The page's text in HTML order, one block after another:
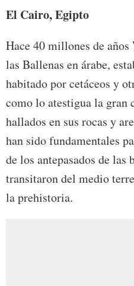
El Cairo, Egipto
Hace 40 millones de
las Ballenas en árabe,
habitado por cetáceos y
como lo atestigua la gran
hallados en sus rocas y
han sido fundamentales
de los antepasados de las
transitaron del medio
la prehistoria.